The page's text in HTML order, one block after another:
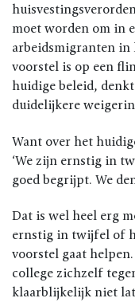
moet worden om in
arbeidsmigranten in
voorstel is op een
huidige beleid,
duidelijkere
Want over het
‘We zijn ernstig in
goed begrijpt. We
Dat is wel heel erg
ernstig in twijfel of
voorstel gaat
college zichzelf
klaarblijkelijk niet